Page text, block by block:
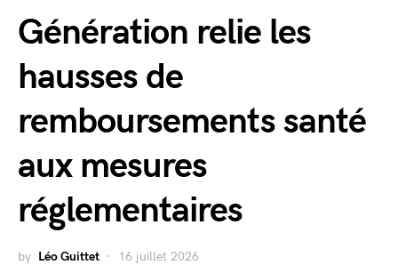
Génération relie les
hausses de
remboursements santé
aux mesures
réglementaires
by Léo Guittet 16 juillet 2026